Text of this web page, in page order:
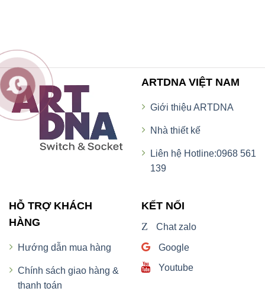
ARTDNA VIỆT NAM
Giới thiệu ARTDNA
Nhà thiết kế
Liên hệ Hotline:0968 561
139
HỖ TRỢ KHÁCH
HÀNG
Hướng dẫn mua hàng
Chính sách giao hàng &
thanh toán
KẾT NỐI
Z Chat zalo
Google
Youtube